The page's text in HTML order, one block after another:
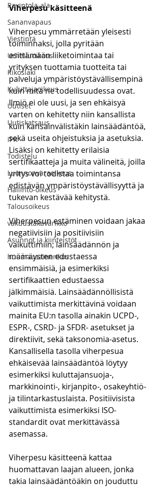
Ravintola-ala
Sananvapaus
Viestintä
Urheiluoikeus
Rikoslaki
Kuluttajaoikeus
Uutiset
Uutiskatsaus
IPR
Todistelu
Luonnonvaraoikeus
Hallinto-oikeus
Talousoikeus
vakuustakavarikko
Asunnot ja kiinteistöt
huumausainerikos
Viherpesu käsitteenä
Viherpesu ymmärretään yleisesti
toiminnaksi, jolla pyritään
esittämään liiketoimintaa tai
yrityksen tuottamia tuotteita tai
palveluja ympäristöystävällisempinä
kuin mitä ne todellisuudessa ovat.
Ilmiö ei ole uusi, ja sen ehkäisyä
varten on kehitetty niin kansallista
kuin kansainvälistäkin lainsäädäntöä,
sekä useita ohjeistuksia ja asetuksia.
Lisäksi on kehitetty erilaisia
sertifikaatteja ja muita välineitä, joilla
yritys voi todistaa toimintansa
edistävän ympäristöystävällisyyttä ja
tukevan kestävää kehitystä.
Viherpesun estäminen voidaan jakaa
negatiivisiin ja positiivisiin
vaikuttimiin; lainsäädännön ja
määräysten edustaessa
ensimmäisiä, ja esimerkiksi
sertifikaattien edustaessa
jälkimmäisiä. Lainsäädännöllisistä
vaikuttimista merkittävinä voidaan
mainita EU:n tasolla ainakin UCPD-,
ESPR-, CSRD- ja SFDR- asetukset ja
direktiivit, sekä taksonomia-asetus.
Kansallisella tasolla viherpesua
ehkäisevää lainsäädäntöä löytyy
esimerkiksi kuluttajansuoja-,
markkinointi-, kirjanpito-, osakeyhtiö-
ja tilintarkastuslaista. Positiivisista
vaikuttimista esimerkiksi ISO-
standardit ovat merkittävässä
asemassa.
Viherpesu käsitteenä kattaa
huomattavan laajan alueen, jonka
takia lainsäädäntöäkin on jouduttu